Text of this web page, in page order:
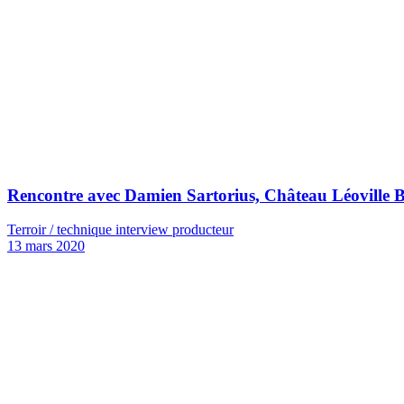
Rencontre avec Damien Sartorius, Château Léoville
Terroir / technique interview producteur
13 mars 2020